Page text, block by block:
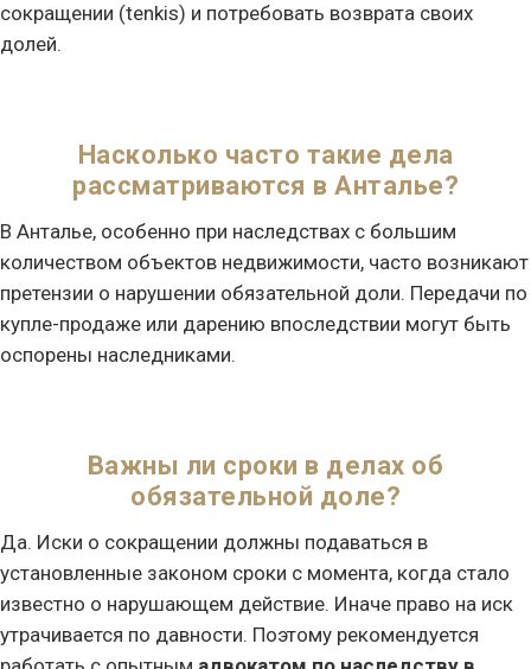
сокращении (tenkis) и потребовать возврата своих
долей.
Насколько часто такие дела
рассматриваются в Анталье?
В Анталье, особенно при наследствах с большим
количеством объектов недвижимости, часто возникают
претензии о нарушении обязательной доли. Передачи по
купле-продаже или дарению впоследствии могут быть
оспорены наследниками.
Важны ли сроки в делах об
обязательной доле?
Да. Иски о сокращении должны подаваться в
установленные законом сроки с момента, когда стало
известно о нарушающем действие. Иначе право на иск
утрачивается по давности. Поэтому рекомендуется